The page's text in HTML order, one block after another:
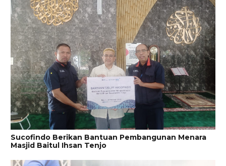
Sucofindo Berikan Bantuan Pembangunan Menara
Masjid Baitul Ihsan Tenjo